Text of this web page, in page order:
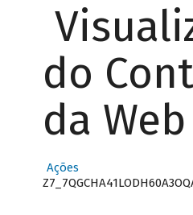
do
da Web
Ações